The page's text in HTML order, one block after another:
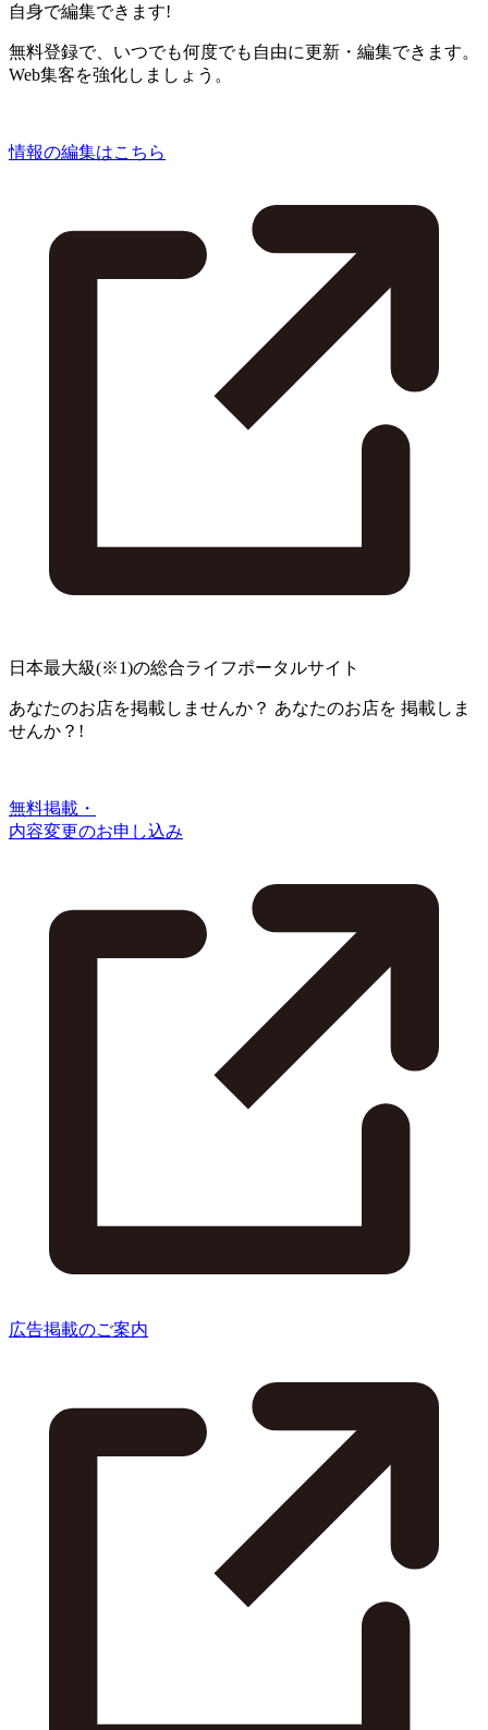
自身で編集できます!
無料登録で、いつでも何度でも自由に更新・編集できます。
Web集客を強化しましょう。
情報の編集はこちら
日本最大級(※1)の総合ライフポータルサイト
あなたのお店を掲載しませんか？ あなたのお店を 掲載しま
せんか？!
無料掲載・
内容変更のお申し込み
広告掲載のご案内